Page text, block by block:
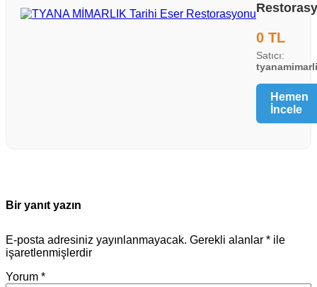
0 TL
Satıcı:
Hemen
İncele
Bir yanıt yazın
E-posta adresiniz yayınlanmayacak. Gerekli alanlar * ile
işaretlenmişlerdir
Yorum *